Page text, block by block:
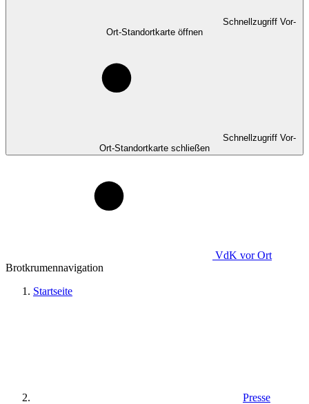
Schnellzugriff Vor-
Ort-Standortkarte öffnen
Schnellzugriff Vor-
Ort-Standortkarte schließen
VdK vor Ort
Brotkrumennavigation
Startseite
Presse